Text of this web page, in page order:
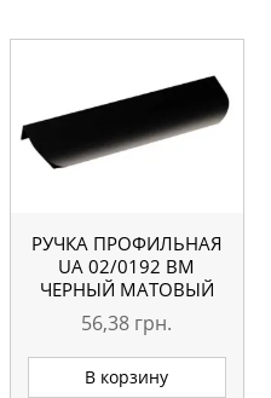
РУЧКА ПРОФИЛЬНАЯ
UA 02/0192 BM
ЧЕРНЫЙ МАТОВЫЙ
56,38 грн.
В корзину